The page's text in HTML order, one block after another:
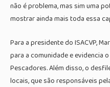
não é problema, mas sim uma
mostrar ainda mais toda essa
Para a presidente do ISACVP,
para a comunidade e evidencia
Pescadores. Além disso, o
locais, que são responsáveis